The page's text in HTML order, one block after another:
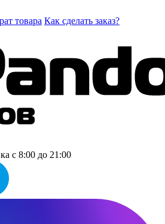
товара Как сделать заказ?
с 8:00 до 21:00